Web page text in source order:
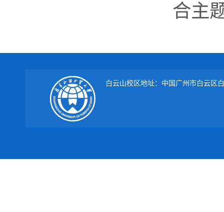
合主
白云山校区地址：中国广州市白云区